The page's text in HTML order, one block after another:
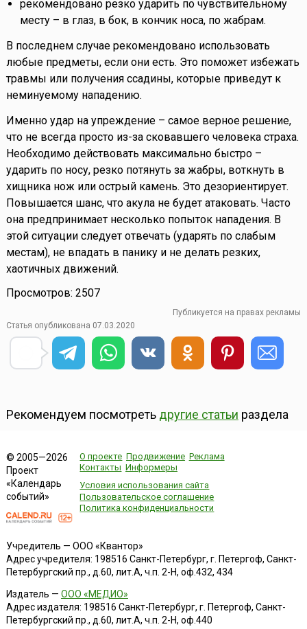
рекомендовано резко ударить по чувствительному
месту – в глаз, в бок, в кончик носа, по жабрам.
В последнем случае рекомендовано использовать
любые предметы, если они есть. Это поможет избежать
травмы или получения ссадины, которые приведут к
неминуемому нападению.
Именно удар на упреждение – самое верное решение,
что не всегда просто из-за сковавшего человека страха.
Необходимо действовать максимально быстро –
ударить по носу, резко потянуть за жабры, воткнуть в
хищника нож или острый камень. Это дезориентирует.
Повышается шанс, что акула не будет атаковать. Часто
она предпринимает несколько попыток нападения. В
этой ситуации следует отвечать (ударять по слабым
местам), не впадать в панику и не делать резких,
хаотичных движений.
Просмотров: 2507
Публикуется на правах рекламы
Статья опубликована 07.03.2020
Рекомендуем посмотреть другие статьи раздела
© 2005—2026
Проект
«Календарь
событий»
О проекте Продвижение Реклама
Контакты Информеры
Условия использования сайта
Пользовательское соглашение
Политика конфиденциальности
Учредитель — ООО «Квантор»
Адрес учредителя: 198516 Санкт-Петербург, г. Петергоф, Санкт-
Петербургский пр., д.60, лит.А, ч.п. 2-Н, оф.432, 434
Издатель — ООО «МЕДИО»
Адрес издателя: 198516 Санкт-Петербург, г. Петергоф, Санкт-
Петербургский пр., д.60, лит.А, ч.п. 2-Н, оф.440